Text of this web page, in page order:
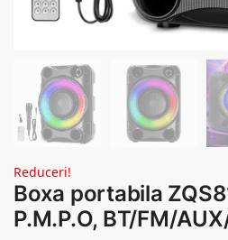
Reduceri!
Boxa portabila
P.M.P.O, BT/FM/